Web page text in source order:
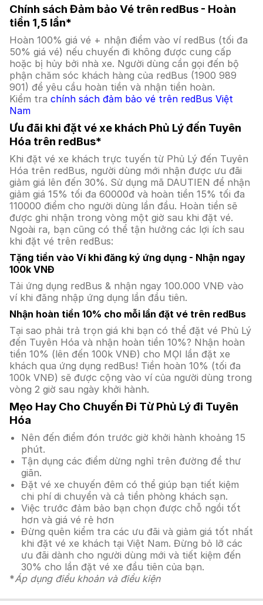
Chính sách Đảm bảo Vé trên redBus - Hoàn
tiền 1,5 lần*
Hoàn 100% giá vé + nhận điểm vào ví redBus (tối đa
50% giá vé) nếu chuyến đi không được cung cấp
hoặc bị hủy bởi nhà xe. Người dùng cần gọi đến bộ
phận chăm sóc khách hàng của redBus (1900 989
901) để yêu cầu hoàn tiền và nhận tiền hoàn.
Kiểm tra chính sách đảm bảo vé trên redBus Việt
Nam
Ưu đãi khi đặt vé xe khách Phủ Lý đến Tuyên
Hóa trên redBus*
Khi đặt vé xe khách trực tuyến từ Phủ Lý đến Tuyên
Hóa trên redBus, người dùng mới nhận được ưu đãi
giảm giá lên đến 30%. Sử dụng mã DAUTIEN để nhận
giảm giá 15% tối đa 60000đ và hoàn tiền 15% tối đa
110000 điểm cho người dùng lần đầu. Hoàn tiền sẽ
được ghi nhận trong vòng một giờ sau khi đặt vé.
Ngoài ra, bạn cũng có thể tận hưởng các lợi ích sau
khi đặt vé trên redBus:
Tặng tiền vào Ví khi đăng ký ứng dụng - Nhận ngay
100k VNĐ
Tải ứng dụng redBus & nhận ngay 100.000 VNĐ vào
ví khi đăng nhập ứng dụng lần đầu tiên.
Nhận hoàn tiền 10% cho mỗi lần đặt vé trên redBus
Tại sao phải trả trọn giá khi bạn có thể đặt vé Phủ Lý
đến Tuyên Hóa và nhận hoàn tiền 10%? Nhận hoàn
tiền 10% (lên đến 100k VNĐ) cho MỌI lần đặt xe
khách qua ứng dụng redBus! Tiền hoàn 10% (tối đa
100k VNĐ) sẽ được cộng vào ví của người dùng trong
vòng 2 giờ sau ngày khởi hành.
Mẹo Hay Cho Chuyến Đi Từ Phủ Lý đi Tuyên
Hóa
Nên đến điểm đón trước giờ khởi hành khoảng 15
phút.
Tận dụng các điểm dừng nghỉ trên đường để thư
giãn.
Đặt vé xe chuyến đêm có thể giúp bạn tiết kiệm
chi phí di chuyển và cả tiền phòng khách sạn.
Việc trước đảm bảo bạn chọn được chỗ ngồi tốt
hơn và giá vé rẻ hơn
Đừng quên kiểm tra các ưu đãi và giảm giá tốt nhất
khi đặt vé xe khách tại Việt Nam. Đừng bỏ lỡ các
ưu đãi dành cho người dùng mới và tiết kiệm đến
30% cho lần đặt vé xe đầu tiên của bạn.
*Áp dụng điều khoản và điều kiện